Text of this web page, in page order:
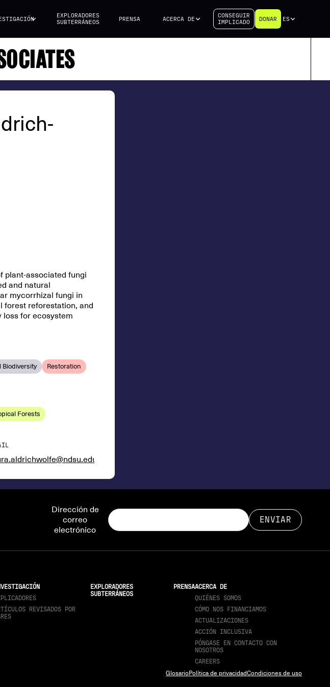
EXPLORADORES
SUBTERRÁNEOS
PRENSA ACERCA DE
CONSEGUIR
IMPLICADO
DONAR ES
plant-associated fungi
and natural
mycorrhizal fungi in
forest reforestation, and
loss for ecosystem
Biodiversity Restoration
Forests
Dirección de
correo
electrónico
REVISADOS POR
EXPLORADORES
SUBTERRÁNEOS
PRENSAACERCA DE
QUIÉNES SOMOS
CÓMO NOS FINANCIAMOS
ACTUALIZACIONES
ACCIÓN INCLUSIVA
PÓNGASE EN CONTACTO CON
NOSOTROS
CAREERS
GlosarioPolítica de privacidadCondiciones de uso